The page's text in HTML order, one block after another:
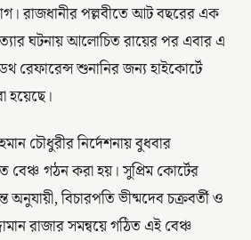
রাজধানীর পল্লবীতে আট বছরের এক
ঘটনায় আলোচিত রায়ের পর এবার এ
রেফারেন্স শুনানির জন্য হাইকোর্টে
হয়েছে।
চৌধুরীর নির্দেশনায় বুধবার
বেঞ্চ গঠন করা হয়। সুপ্রিম কোর্টের
অনুযায়ী, বিচারপতি ভীষ্মদেব চক্রবর্তী ও
রাজার সমন্বয়ে গঠিত এই বেঞ্চ